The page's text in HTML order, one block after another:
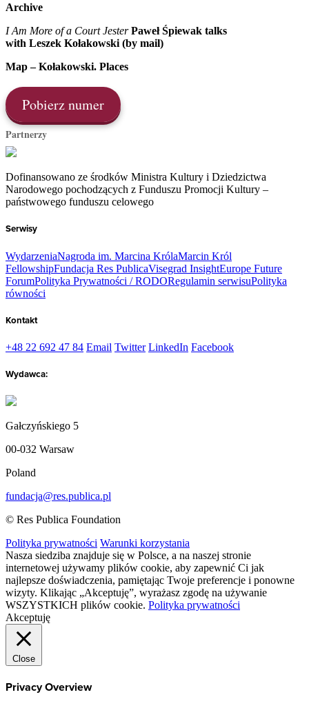
Archive
I Am More of a Court Jester Paweł Śpiewak talks
with Leszek Kołakowski (by mail)
Map – Kołakowski. Places
Pobierz numer
Partnerzy
Dofinansowano ze środków Ministra Kultury i Dziedzictwa
Narodowego pochodzących z Funduszu Promocji Kultury –
państwowego funduszu celowego
Serwisy
WydarzeniaNagroda im. Marcina KrólaMarcin Król
FellowshipFundacja Res PublicaVisegrad InsightEurope Future
ForumPolityka Prywatności / RODORegulamin serwisuPolityka
równości
Kontakt
+48 22 692 47 84 Email Twitter LinkedIn Facebook
Wydawca:
Gałczyńskiego 5
00-032 Warsaw
Poland
fundacja@res.publica.pl
© Res Publica Foundation
Polityka prywatności Warunki korzystania
Nasza siedziba znajduje się w Polsce, a na naszej stronie
internetowej używamy plików cookie, aby zapewnić Ci jak
najlepsze doświadczenia, pamiętając Twoje preferencje i ponowne
wizyty. Klikając „Akceptuję”, wyrażasz zgodę na używanie
WSZYSTKICH plików cookie. Polityka prywatności
Akceptuję
Close
Privacy Overview